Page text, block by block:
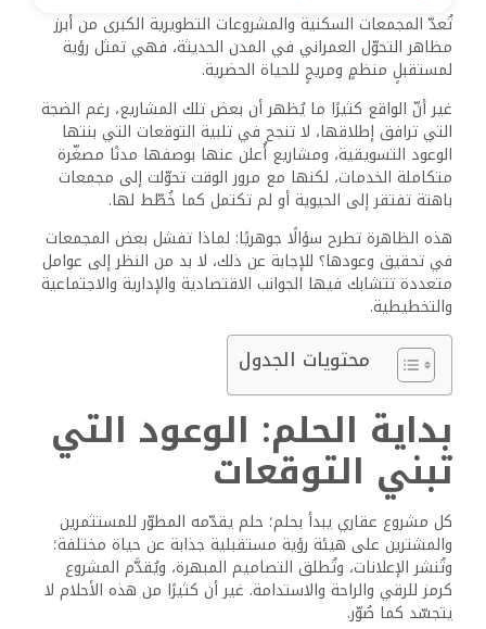
تُعدّ المجمعات السكنية والمشروعات التطويرية الكبرى من أبرز
مظاهر التحوّل العمراني في المدن الحديثة، فهي تمثل رؤية
لمستقبلٍ منظمٍ ومريحٍ للحياة الحضرية.
غير أنّ الواقع كثيرًا ما يُظهر أن بعض تلك المشاريع، رغم الضجة
التي ترافق إطلاقها، لا تنجح في تلبية التوقعات التي بنتها
الوعود التسويقية، ومشاريع أُعلن عنها بوصفها مدنًا مصغّرة
متكاملة الخدمات، لكنها مع مرور الوقت تحوّلت إلى مجمعات
باهتة تفتقر إلى الحيوية أو لم تكتمل كما خُطّط لها.
هذه الظاهرة تطرح سؤالًا جوهريًا: لماذا تفشل بعض المجمعات
في تحقيق وعودها؟ للإجابة عن ذلك، لا بد من النظر إلى عوامل
متعددة تتشابك فيها الجوانب الاقتصادية والإدارية والاجتماعية
والتخطيطية.
محتويات الجدول
بداية الحلم: الوعود التي
تبني التوقعات
كل مشروع عقاري يبدأ بحلم؛ حلم يقدّمه المطوّر للمستثمرين
والمشترين على هيئة رؤية مستقبلية جذابة عن حياة مختلفة؛
وتُنشر الإعلانات، وتُطلق التصاميم المبهرة، ويُقدَّم المشروع
كرمز للرقي والراحة والاستدامة. غير أن كثيرًا من هذه الأحلام لا
يتجسّد كما صُوّر.